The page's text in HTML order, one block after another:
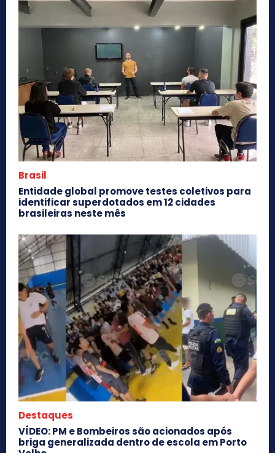
Brasil
Entidade global promove testes coletivos para
identificar superdotados em 12 cidades
brasileiras neste mês
Destaques
VÍDEO: PM e Bombeiros são acionados após
briga generalizada dentro de escola em Porto